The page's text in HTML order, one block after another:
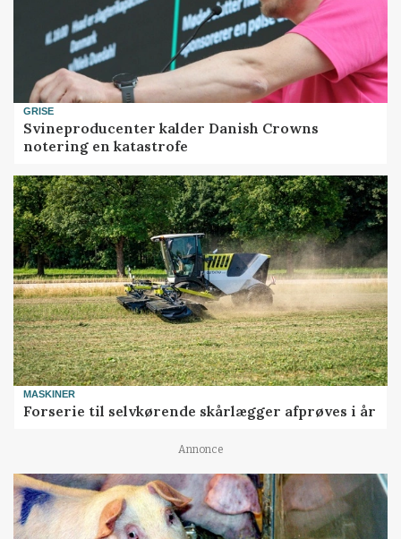
GRISE
Svineproducenter kalder Danish Crowns
notering en katastrofe
MASKINER
Forserie til selvkørende skårlægger afprøves i år
Annonce